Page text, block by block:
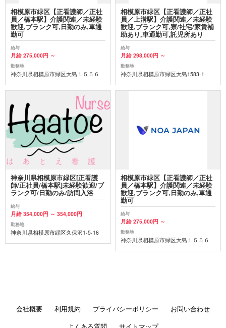
相模原市緑区【正看護師／正社
員／橋本駅】介護関連／未経験
歓迎,ブランク可,日勤のみ,車通
勤可
給与
月給 275,000円 ～
勤務地
神奈川県相模原市緑区大島１５５６
相模原市緑区【正看護師／正社
員／上溝駅】介護関連／未経験
歓迎,ブランク可,寮/社宅/家賃補
助あり,車通勤可,託児所あり
給与
月給 298,000円 ～
勤務地
神奈川県相模原市緑区大島1583-1
神奈川県相模原市緑区[正看護
師/正社員/橋本駅]未経験歓迎/ブ
ランク可/日勤のみ/訪問入浴
給与
月給 354,000円 ～ 354,000円
勤務地
神奈川県相模原市緑区久保沢1-5-16
相模原市緑区【正看護師／正社
員／橋本駅】介護関連／未経験
歓迎,ブランク可,日勤のみ,車通
勤可
給与
月給 275,000円 ～
勤務地
神奈川県相模原市緑区大島１５５６
会社概要 利用規約 プライバシーポリシー
お問い合わせ